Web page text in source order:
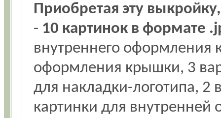
Приобретая эту
- 10 картинок в формате
внутреннего оформления
оформления крышки, 3
для накладки-логотипа, 2
картинки для внутренней